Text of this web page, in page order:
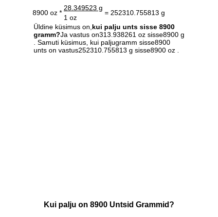
8900 oz *
28.349523 g
= 252310.755813 g
1 oz
Üldine küsimus on,kui palju unts sisse 8900
gramm?Ja vastus on313.938261 oz sisse8900 g
. Samuti küsimus, kui paljugramm sisse8900
unts on vastus252310.755813 g sisse8900 oz .
Kui palju on 8900 Untsid Grammid?